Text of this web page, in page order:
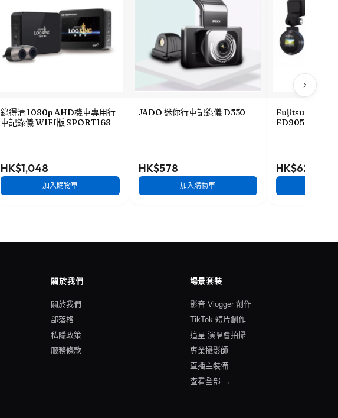
錄得清 1080p AHD機車專用行
車記錄儀 WIFI版 SPORT168
HK$1,048
加入購物車
JADO 迷你行車記錄儀 D330
HK$578
加入購物車
Fujitsu 全高清
FD905
HK$628
關於我們
關於我們
部落格
私隱政策
服務條款
場景套裝
影音 Vlogger 創作
TikTok 短片創作
追星 演唱會拍攝
專業攝影師
直播主裝備
查看全部 →